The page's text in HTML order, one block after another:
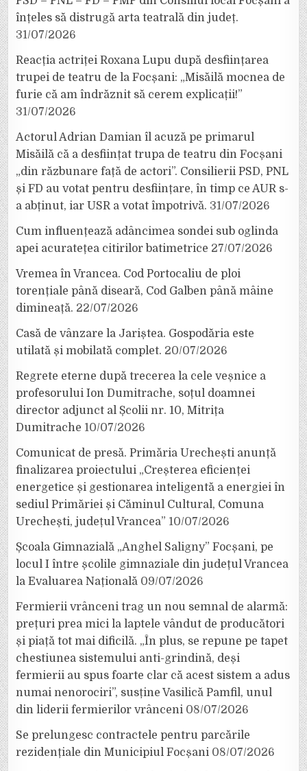
înțeles să distrugă arta teatrală din județ.
31/07/2026
Reacția actriței Roxana Lupu după desființarea
trupei de teatru de la Focșani: „Misăilă mocnea de
furie că am îndrăznit să cerem explicații!”
31/07/2026
Actorul Adrian Damian îl acuză pe primarul
Misăilă că a desființat trupa de teatru din Focșani
„din răzbunare față de actori”. Consilierii PSD, PNL
și FD au votat pentru desființare, în timp ce AUR s-
a abținut, iar USR a votat împotrivă. 31/07/2026
Cum influențează adâncimea sondei sub oglinda
apei acuratețea citirilor batimetrice 27/07/2026
Vremea în Vrancea. Cod Portocaliu de ploi
torențiale până diseară, Cod Galben până mâine
dimineață. 22/07/2026
Casă de vânzare la Jariștea. Gospodăria este
utilată și mobilată complet. 20/07/2026
Regrete eterne după trecerea la cele veșnice a
profesorului Ion Dumitrache, soțul doamnei
director adjunct al Școlii nr. 10, Mitrița
Dumitrache 10/07/2026
Comunicat de presă. Primăria Urechești anunță
finalizarea proiectului „Creșterea eficienței
energetice și gestionarea inteligentă a energiei în
sediul Primăriei și Căminul Cultural, Comuna
Urechești, județul Vrancea” 10/07/2026
Școala Gimnazială „Anghel Saligny” Focșani, pe
locul I între școlile gimnaziale din județul Vrancea
la Evaluarea Națională 09/07/2026
Fermierii vrânceni trag un nou semnal de alarmă:
prețuri prea mici la laptele vândut de producători
și piață tot mai dificilă. „În plus, se repune pe tapet
chestiunea sistemului anti-grindină, deși
fermierii au spus foarte clar că acest sistem a adus
numai nenorociri”, susține Vasilică Pamfil, unul
din liderii fermierilor vrânceni 08/07/2026
Se prelungesc contractele pentru parcările
rezidențiale din Municipiul Focșani 08/07/2026